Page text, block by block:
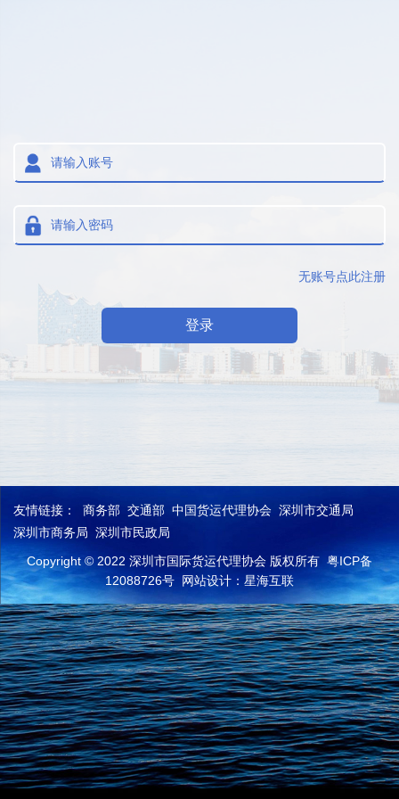
无账号点此注册
登录
友情链接： 商务部 交通部 中国货运代理协会 深圳市交通局
深圳市商务局 深圳市民政局
Copyright © 2022 深圳市国际货运代理协会 版权所有 粤ICP备
12088726号 网站设计：星海互联